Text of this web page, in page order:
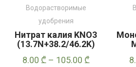
Водорастворимые
удобрения
Нитрат калия KNO3
(13.7N+38.2/46.2K)
8.00 ₾ – 105.00 ₾Диапазон